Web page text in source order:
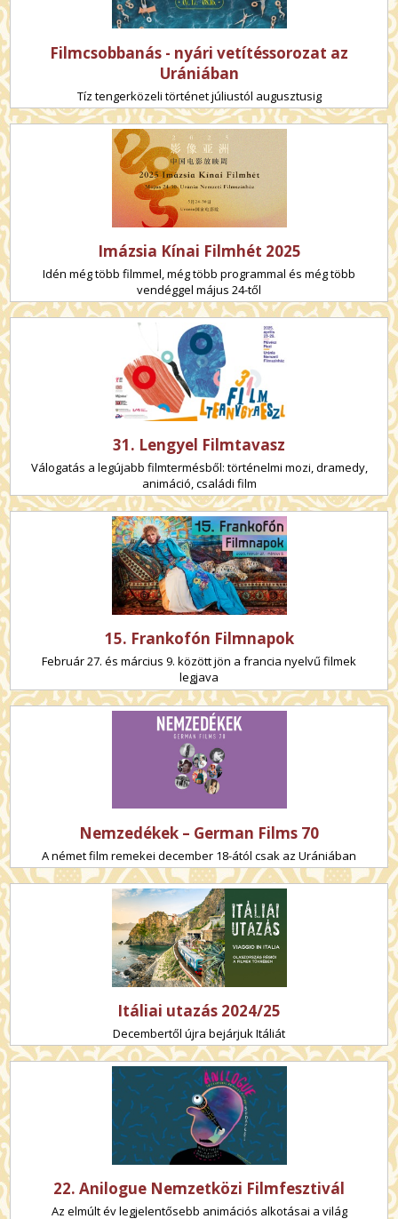
Filmcsobbanás - nyári vetítéssorozat az
Urániában
Tíz tengerközeli történet júliustól augusztusig
Imázsia Kínai Filmhét 2025
Idén még több filmmel, még több programmal és még több
vendéggel május 24-től
31. Lengyel Filmtavasz
Válogatás a legújabb filmtermésből: történelmi mozi, dramedy,
animáció, családi film
15. Frankofón Filmnapok
Február 27. és március 9. között jön a francia nyelvű filmek
legjava
Nemzedékek – German Films 70
A német film remekei december 18-ától csak az Urániában
Itáliai utazás 2024/25
Decembertől újra bejárjuk Itáliát
22. Anilogue Nemzetközi Filmfesztivál
Az elmúlt év legjelentősebb animációs alkotásai a világ